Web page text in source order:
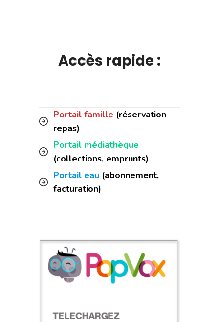
Accès rapide :
Portail famille (réservation
repas)
Portail médiathèque
(collections, emprunts)
Portail eau (abonnement,
facturation)